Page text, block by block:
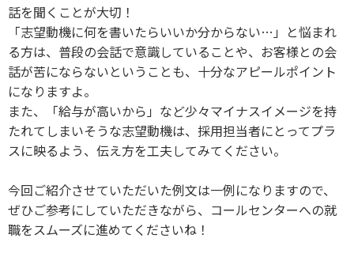
話を聞くことが大切！
「志望動機に何を書いたらいいか分からない…」と悩まれ
る方は、普段の会話で意識していることや、お客様との会
話が苦にならないということも、十分なアピールポイント
になりますよ。
また、「給与が高いから」など少々マイナスイメージを持
たれてしまいそうな志望動機は、採用担当者にとってプラ
スに映るよう、伝え方を工夫してみてください。
今回ご紹介させていただいた例文は一例になりますので、
ぜひご参考にしていただきながら、コールセンターへの就
職をスムーズに進めてくださいね！